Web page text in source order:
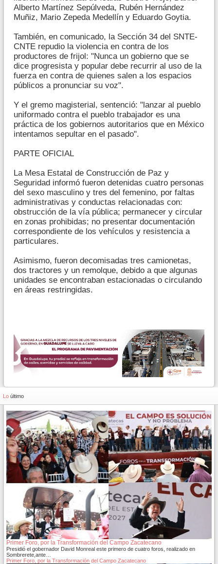
Alberto Martínez Sepúlveda, Rubén Hernández
Muñiz, Mario Zepeda Medellín y Eduardo Goytia.
También, en comunicado, la Sección 34 del SNTE-
CNTE repudio la violencia en contra de los
productores de frijol: "Nunca un gobierno que se
dice progresista y popular debe recurrir al uso de la
fuerza en contra de quienes salen a los espacios
públicos a pronunciar su voz".
Y el gremo magisterial, sentenció: "lanzar al pueblo
uniformado contra el pueblo trabajador es una
práctica de los gobiernos autoritarios que en México
intentamos sepultar en el pasado".
PARTE OFICIAL
La Mesa Estatal de Construcción de Paz y
Seguridad informó fueron detenidas cuatro personas
del sexo masculino y tres del femenino, por faltas
administrativas y conductas relacionadas con:
obstrucción de la vía pública; permanecer y circular
en zonas prohibidas; no presentar documentación
correspondiente de los vehículos y resistencia a
particulares.
Asimismo, fueron decomisadas tres camionetas,
dos tractores y un remolque, debido a que algunas
unidades se encontraban estacionadas o circulando
en áreas restringidas.
Lo último
Primer Foro, por la Transformación del Campo Zacatecano
Presidió el gobernador David Monreal este primero de cuatro foros, realizado en
Sombrerete,ante…
Primer Foro, por la Transformación del Campo Zacatecano